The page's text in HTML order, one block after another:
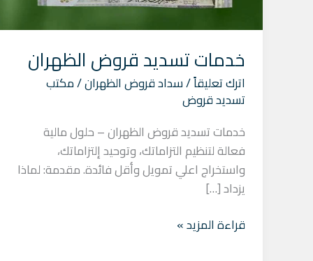
خدمات تسديد قروض الظهران
اترك تعليقاً/سداد قروض الظهران/مكتب
تسديد قروض
خدمات تسديد قروض الظهران – حلول مالية
فعالة لتنظيم التزاماتك، وتوحيد إلتزاماتك،
واستخراج اعلي تمويل وأقل فائدة. مقدمة: لماذا
يزداد […]
قراءة المزيد »